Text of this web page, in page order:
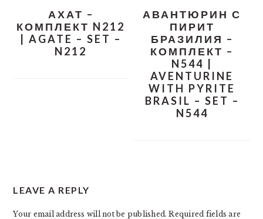
АХАТ –
КОМПЛЕКТ N212
| AGATE – SET –
N212
АВАНТЮРИН С
ПИРИТ
БРАЗИЛИЯ –
КОМПЛЕКТ –
N544 |
AVENTURINE
WITH PYRITE
BRASIL – SET –
N544
INTERACTIONS
LEAVE A REPLY
Your email address will not be published. Required fields are